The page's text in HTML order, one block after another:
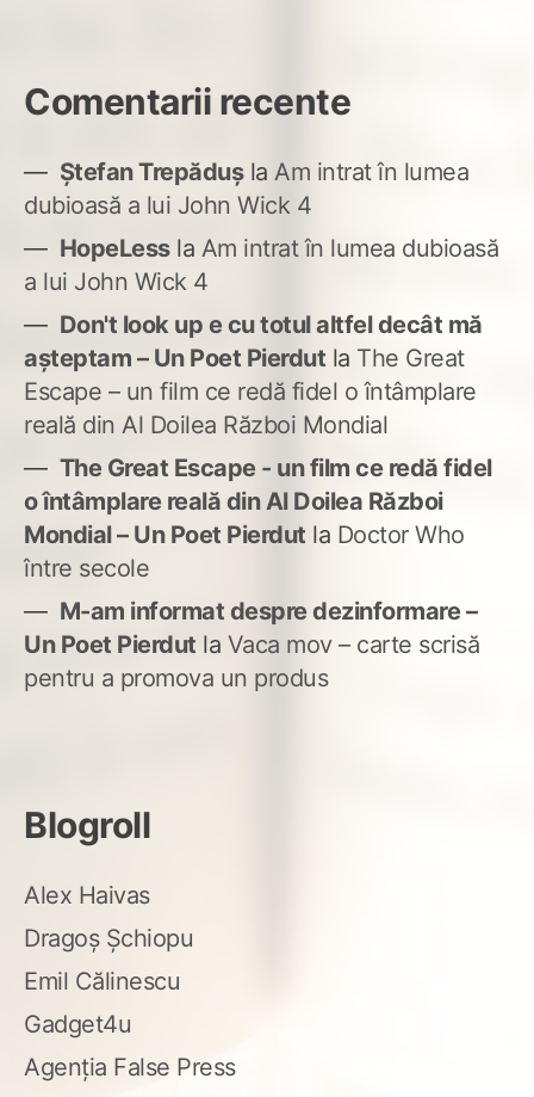
Comentarii recente
Ștefan Trepădușla Am intrat în lumea
dubioasă a lui John Wick 4
HopeLessla Am intrat în lumea dubioasă
a lui John Wick 4
Don't look up e cu totul altfel decât mă
așteptam – Un Poet Pierdut la The Great
Escape – un film ce redă fidel o întâmplare
reală din Al Doilea Război Mondial
The Great Escape - un film ce redă fidel
o întâmplare reală din Al Doilea Război
Mondial – Un Poet Pierdut la Doctor Who
între secole
M-am informat despre dezinformare –
Un Poet Pierdut la Vaca mov – carte scrisă
pentru a promova un produs
Blogroll
Alex Haivas
Dragoș Șchiopu
Emil Călinescu
Gadget4u
Agenția False Press